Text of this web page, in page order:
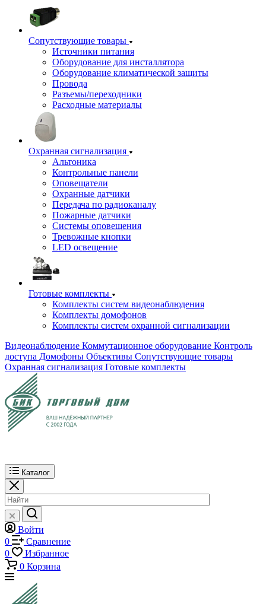
Сопутствующие товары
Источники питания
Оборудование для инсталлятора
Оборудование климатической защиты
Провода
Разъемы/переходники
Расходные материалы
Охранная сигнализация
Альтоника
Контрольные панели
Оповещатели
Охранные датчики
Передача по радиоканалу
Пожарные датчики
Системы оповещения
Тревожные кнопки
LED освещение
Готовые комплекты
Комплекты систем видеонаблюдения
Комплекты домофонов
Комплекты систем охранной сигнализации
Видеонаблюдение Коммутационное оборудование Контроль
доступа Домофоны Объективы Сопутствующие товары
Охранная сигнализация Готовые комплекты
Каталог
Войти
0
Сравнение
0
Избранное
0 Корзина